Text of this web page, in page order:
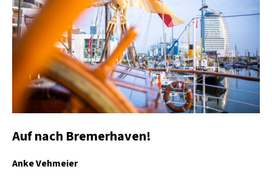
Auf nach Bremerhaven!
Anke Vehmeier